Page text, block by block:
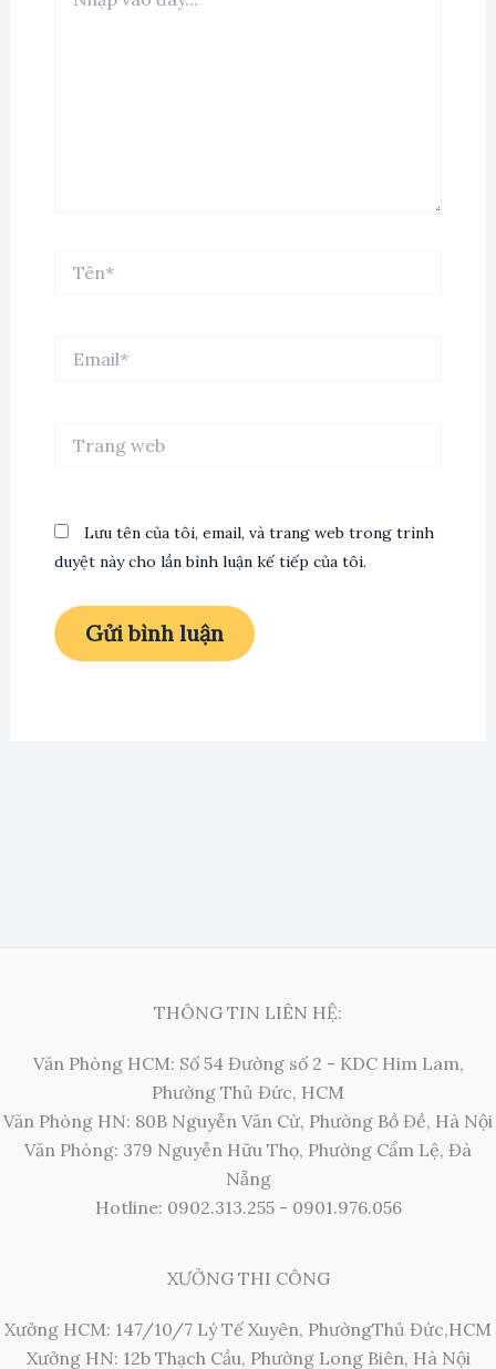
web
Lưu tên của tôi, email, và trang web trong trình
duyệt này cho lần bình luận kế tiếp của tôi.
THÔNG TIN LIÊN HỆ:
Văn Phòng HCM: Số 54 Đường số 2 - KDC Him Lam,
Phường Thủ Đức, HCM
Văn Phòng HN: 80B Nguyễn Văn Cừ, Phường Bồ Đề, Hà Nội
Văn Phòng: 379 Nguyễn Hữu Thọ, Phường Cẩm Lệ, Đà
Nẵng
Hotline: 0902.313.255 - 0901.976.056
XƯỞNG THI CÔNG
Xưởng HCM: 147/10/7 Lý Tế Xuyên, PhườngThủ Đức,HCM
Xưởng HN: 12b Thạch Cầu, Phường Long Biên, Hà Nội